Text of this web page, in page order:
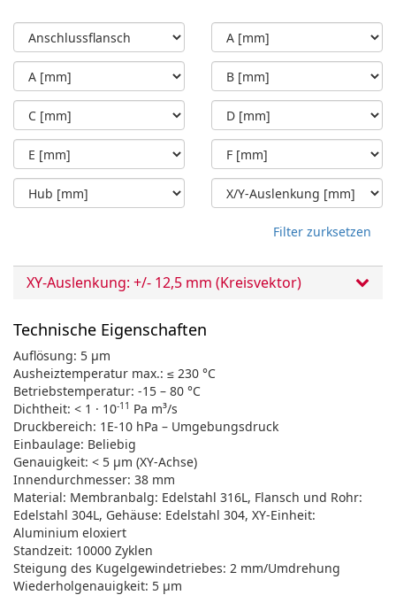
Filter zurksetzen
XY-Auslenkung: +/- 12,5 mm (Kreisvektor)
Technische Eigenschaften
Auflösung: 5 µm
Ausheiztemperatur max.: ≤ 230 °C
Betriebstemperatur: -15 – 80 °C
Dichtheit: < 1 · 10-11 Pa m³/s
Druckbereich: 1E-10 hPa – Umgebungsdruck
Einbaulage: Beliebig
Genauigkeit: < 5 µm (XY-Achse)
Innendurchmesser: 38 mm
Material: Membranbalg: Edelstahl 316L, Flansch und Rohr:
Edelstahl 304L, Gehäuse: Edelstahl 304, XY-Einheit:
Aluminium eloxiert
Standzeit: 10000 Zyklen
Steigung des Kugelgewindetriebes: 2 mm/Umdrehung
Wiederholgenauigkeit: 5 µm